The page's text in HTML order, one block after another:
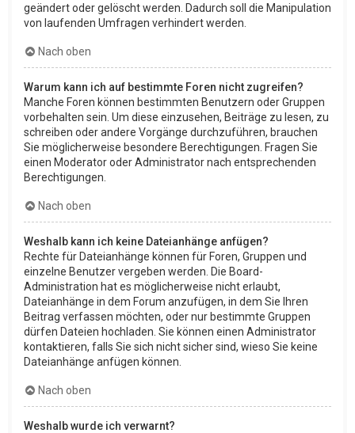
geändert oder gelöscht werden. Dadurch soll die Manipulation
von laufenden Umfragen verhindert werden.
Nach oben
Warum kann ich auf bestimmte Foren nicht zugreifen?
Manche Foren können bestimmten Benutzern oder Gruppen
vorbehalten sein. Um diese einzusehen, Beiträge zu lesen, zu
schreiben oder andere Vorgänge durchzuführen, brauchen
Sie möglicherweise besondere Berechtigungen. Fragen Sie
einen Moderator oder Administrator nach entsprechenden
Berechtigungen.
Nach oben
Weshalb kann ich keine Dateianhänge anfügen?
Rechte für Dateianhänge können für Foren, Gruppen und
einzelne Benutzer vergeben werden. Die Board-
Administration hat es möglicherweise nicht erlaubt,
Dateianhänge in dem Forum anzufügen, in dem Sie Ihren
Beitrag verfassen möchten, oder nur bestimmte Gruppen
dürfen Dateien hochladen. Sie können einen Administrator
kontaktieren, falls Sie sich nicht sicher sind, wieso Sie keine
Dateianhänge anfügen können.
Nach oben
Weshalb wurde ich verwarnt?